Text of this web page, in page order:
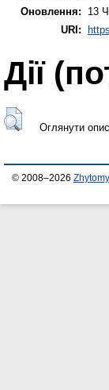
Оновлення:
13
URI:
Дії
Оглянути
© 2008–2026